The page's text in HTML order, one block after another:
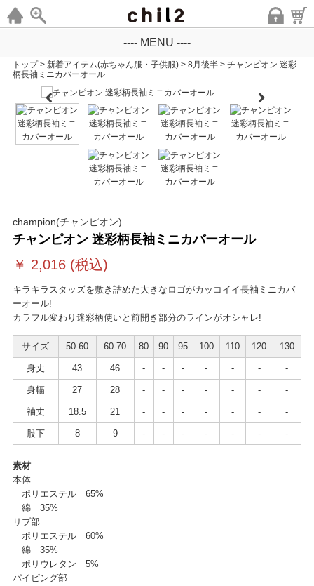
---- MENU ----
トップ > 新着アイテム(赤ちゃん服・子供服) > 8月後半 > チャンピオン 迷彩
柄長袖ミニカバーオール
champion(チャンピオン)
チャンピオン 迷彩柄長袖ミニカバーオール
￥ 2,016(税込)
キラキラスタッズを敷き詰めた大きなロゴがカッコイイ長袖ミニカバ
ーオール!
カラフル変わり迷彩柄使いと前開き部分のラインがオシャレ!
サイズ 50-60 60-70 80 90 95 100 110 120 130
身丈 43 46 - - - - - - -
身幅 27 28 - - - - - - -
袖丈 18.5 21 - - - - - - -
股下 8 9 - - - - - - -
素材
本体
ポリエステル 65%
綿 35%
リブ部
ポリエステル 60%
綿 35%
ポリウレタン 5%
パイピング部